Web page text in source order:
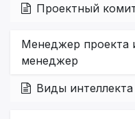
Проектный
Менеджер проекта
менеджер
Виды интеллекта